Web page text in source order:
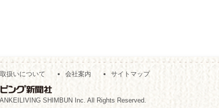
曜日の指定
月
始時間の指定
前の部 午後の部 夜の部
回答可）
扱いについて 会社案内 サイトマップ
SHIMBUN Inc. All Rights Reserved.